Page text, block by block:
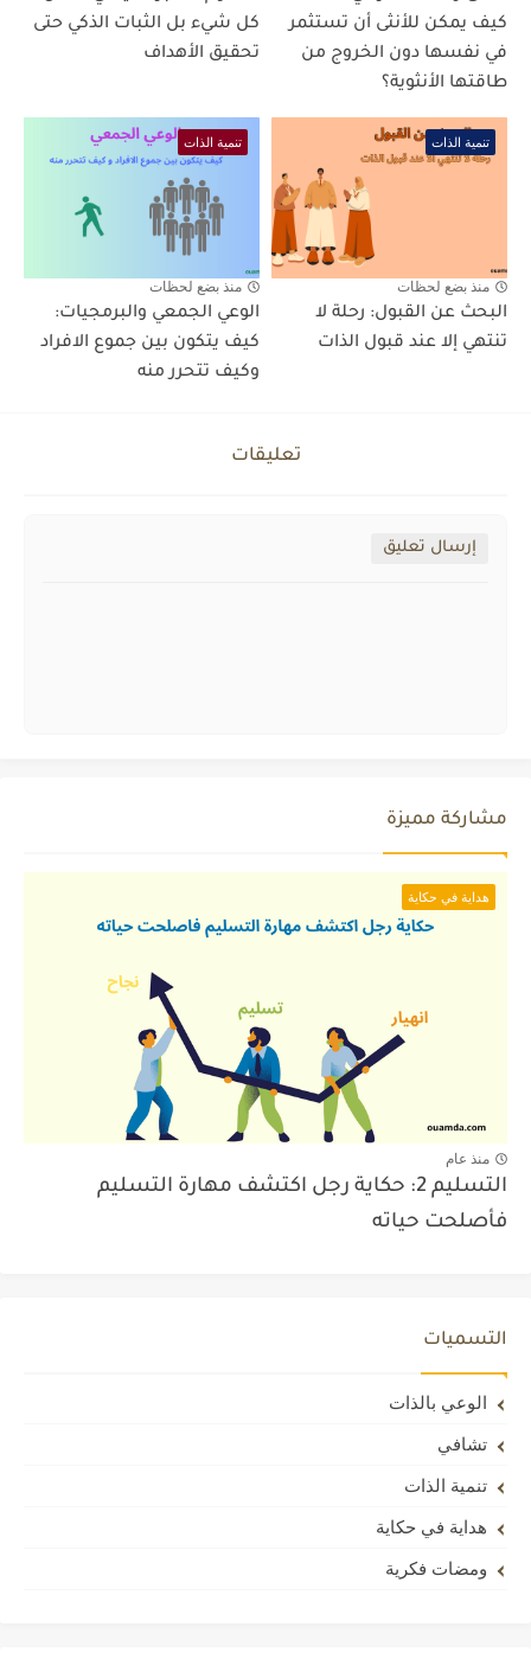
كيف يمكن للأنثى أن تستثمر
في نفسها دون الخروج من
طاقتها الأنثوية؟
كل شيء بل الثبات الذكي حتى
تحقيق الأهداف
تنمية الذات
منذ بضع لحظات
البحث عن القبول: رحلة لا
تنتهي إلا عند قبول الذات
تنمية الذات
منذ بضع لحظات
الوعي الجمعي والبرمجيات:
كيف يتكون بين جموع الافراد
وكيف تتحرر منه
تعليقات
إرسال تعليق
مشاركة مميزة
هداية في حكاية
منذ عام
التسليم 2: حكاية رجل اكتشف مهارة التسليم
فأصلحت حياته
التسميات
الوعي بالذات
تشافي
تنمية الذات
هداية في حكاية
ومضات فكرية